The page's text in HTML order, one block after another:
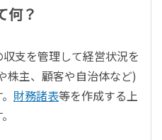
何？
支を管理して経営状況を
株主、顧客や自治体など)
財務諸表等を作成する上